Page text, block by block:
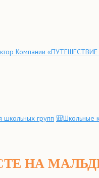
Компании
школьных групп 🎒Школьные
НА